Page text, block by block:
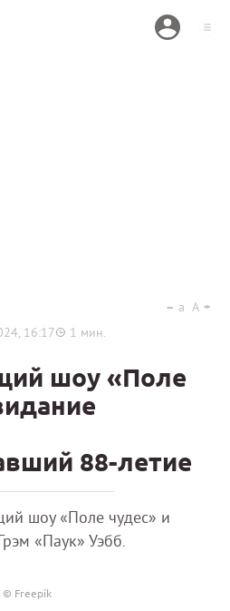
16:17 1 мин.
a A
шоу «Поле
88-летие
шоу «Поле чудес» и
«Паук» Уэбб.
© Freepik